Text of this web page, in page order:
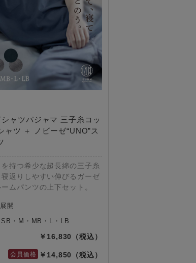
シャツパジャマ 三子糸コッ
ャツ ＋ ノビーゼ“UNO”ス
持つ希少な超長綿の三子糸
寝返りしやすい伸びるガーゼ
ムパンツの上下セット。
開
・M・MB・L・LB
16,830
14,850